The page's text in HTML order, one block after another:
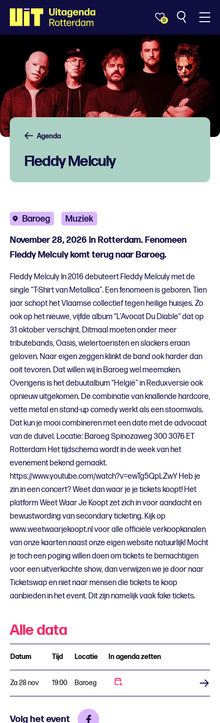
0
Agenda
Fleddy Melculy
Baroeg Muziek
November 28, 2026 in Rotterdam. Fenomeen
Fleddy Melculy komt terug naar Baroeg.
Fleddy Melculy In 2016 debuteert Fleddy Melculy met de
single “T-Shirt van Metallica”. Een fenomeen is geboren. Tien
jaar schopt het Vlaamse collectief tegen heilige huisjes. Zo
ook op het nieuwe, vijfde album “L’Avocat Du Diable” dat op
31 oktober verschijnt. Ditmaal moeten onder meer
tributebands, Oasis, wielertoeristen en slackers eraan
geloven. Naar eigen zeggen klinkt de band ook harder dan
ooit tevoren. Dat willen wij in Baroeg wel meemaken.
Overigens is het debuutalbum “Helgië” in Reduxversie ook
opnieuw uitgekomen. De combinatie van knallende hardcore,
vette metal en stand-up comedy werkt als een stoomwals.
Dat kun je mooi combineren met een date met de advocaat
van de duivel. Locatie: Baroeg Spinozaweg 300 3076 ET
Rotterdam Het tijdschema wordt in de week van het
evenement bekend gemaakt.
https://www.youtube.com/watch?v=ewTg5QpLZwY Heb je
zin in een concert? Weet dan waar je je tickets koopt! Het
platform Weet Waar Je Koopt zet zich in voor aandacht en
bewustwording van secondary ticketing. Kijk op
www.weetwaarjekoopt.nl voor alle officiële verkoopkanalen
van onze kaarten naast onze eigen website natuurlijk! Mocht
je toch een poging willen doen om tickets te bemachtigen
voor een uitverkochte show, dan verwijzen we je door naar
Ticketswap en niet naar mensen die tickets te koop
aanbieden in het event. Dit zijn namelijk vaak fake tickets.
Alle data
Datum Tijd Locatie In agenda zetten
Za 28 nov 19:00 Baroeg
Volg het event